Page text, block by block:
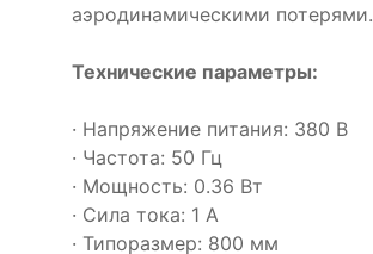
аэродинамическими потерями.
Технические параметры:
· Напряжение питания: 380 В
· Частота: 50 Гц
· Мощность: 0.36 Вт
· Сила тока: 1 А
· Типоразмер: 800 мм